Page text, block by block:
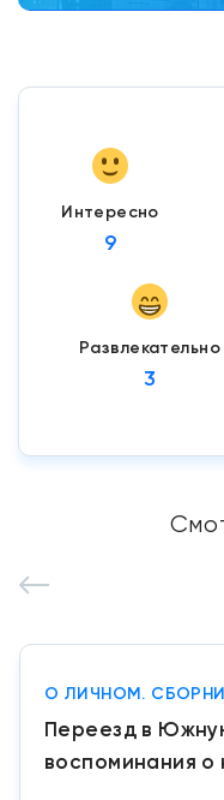
Интересно
9
Развлекательно
3
О ЛИЧНОМ.
Переезд в
воспоминания о